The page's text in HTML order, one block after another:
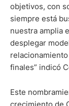
objetivos, con
siempre está
nuestra amplia
desplegar
finales” indicó
Este